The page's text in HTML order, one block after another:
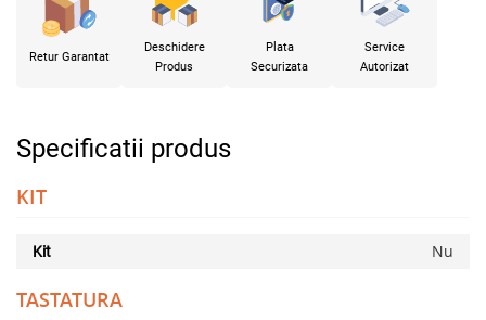
Retur Garantat
Deschidere
Produs
Plata
Securizata
Service
Autorizat
Specificatii produs
KIT
Kit Nu
TASTATURA